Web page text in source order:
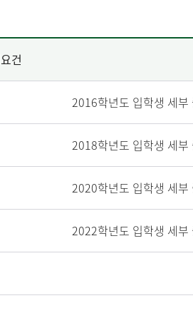
건
2016학년도 입학생 세부
2018학년도 입학생 세부
2020학년도 입학생 세부
2022학년도 입학생 세부